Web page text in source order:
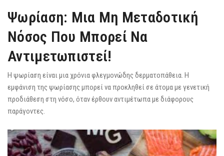
Ψωρίαση: Μια Μη Μεταδοτική
Νόσος Που Μπορεί Να
Αντιμετωπιστεί!
Η ψωρίαση είναι μια χρόνια φλεγμονώδης δερματοπάθεια. Η
εμφάνιση της ψωρίασης μπορεί να προκληθεί σε άτομα με γενετική
προδιάθεση στη νόσο, όταν έρθουν αντιμέτωπα με διάφορους
παράγοντες.